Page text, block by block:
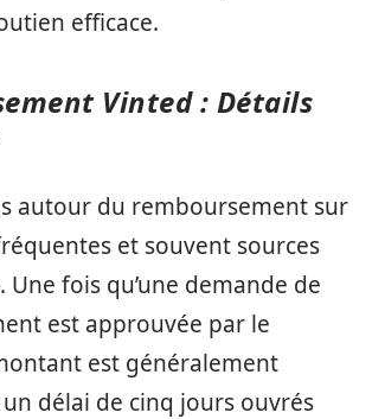
efficace.
Vinted : Détails
autour du remboursement sur
et souvent sources
Une fois qu’une demande de
est approuvée par le
est généralement
délai de cinq jours ouvrés